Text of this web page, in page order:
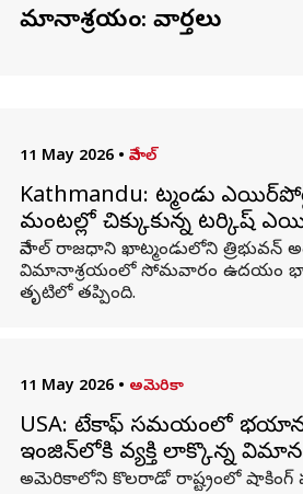
విమానాశ్రయం: వార్తలు
11 May 2026 • నేపాల్
Kathmandu: ఖాట్మండు
మంటల్లో చిక్కుకున్న టర్కిష్
నేపాల్ రాజధాని ఖాట్మండులోని త్రిభువన్
విమానాశ్రయంలో సోమవారం ఉదయం
తృటిలో తప్పింది.
11 May 2026 • అమెరికా
USA: టేకాఫ్‌ సమయంలో
ఇంజిన్‌లోకి వ్యక్తి లాక్కొన్న
అమెరికాలోని కొలరాడో రాష్ట్రంలో షాకింగ్